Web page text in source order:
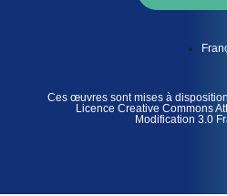
Ces œuvres sont mises à
Licence Creative Commons
Modification 3.0